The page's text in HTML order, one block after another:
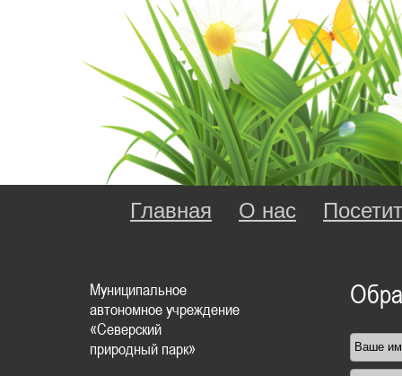
Главная О нас
Муниципальное
автономное учреждение
«Северский
природный парк»